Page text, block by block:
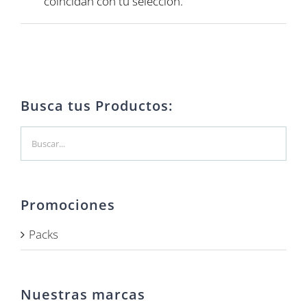
Busca tus Productos:
Promociones
Packs
Nuestras marcas